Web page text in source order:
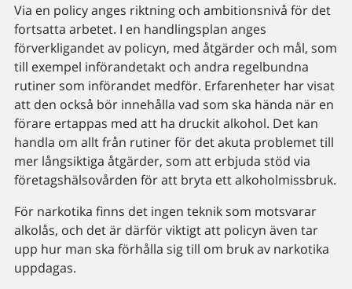
Via en policy anges riktning och ambitionsnivå för det
fortsatta arbetet. I en handlingsplan anges
förverkligandet av policyn, med åtgärder och mål, som
till exempel införandetakt och andra regelbundna
rutiner som införandet medför. Erfarenheter har visat
att den också bör innehålla vad som ska hända när en
förare ertappas med att ha druckit alkohol. Det kan
handla om allt från rutiner för det akuta problemet till
mer långsiktiga åtgärder, som att erbjuda stöd via
företagshälsovården för att bryta ett alkoholmissbruk.
För narkotika finns det ingen teknik som motsvarar
alkolås, och det är därför viktigt att policyn även tar
upp hur man ska förhålla sig till om bruk av narkotika
uppdagas.